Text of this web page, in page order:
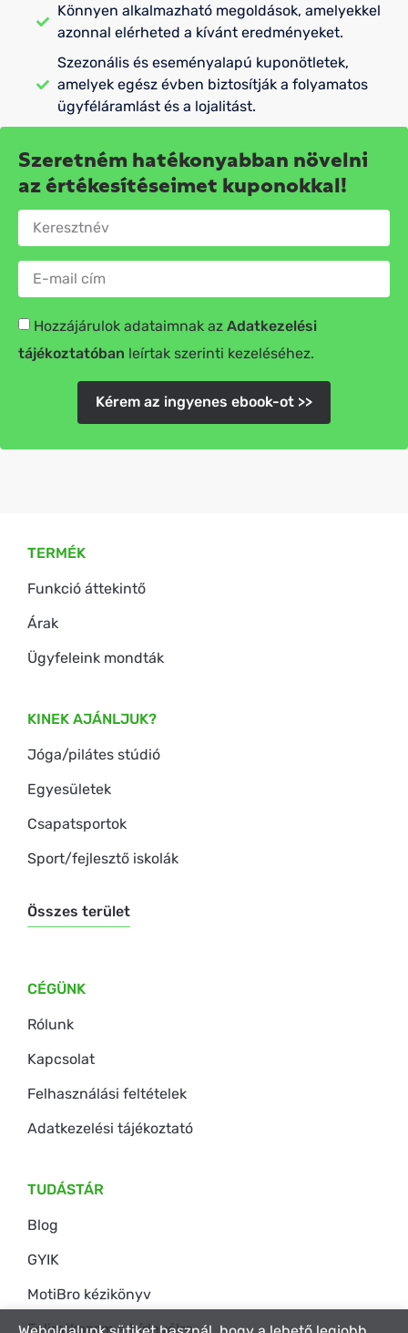
Könnyen alkalmazható megoldások, amelyekkel
azonnal elérheted a kívánt eredményeket.
Szezonális és eseményalapú kuponötletek,
amelyek egész évben biztosítják a folyamatos
ügyféláramlást és a lojalitást.
Szeretném hatékonyabban növelni
az értékesítéseimet kuponokkal!
Hozzájárulok adataimnak az Adatkezelési
tájékoztatóban leírtak szerinti kezeléséhez.
Kérem az ingyenes ebook-ot >>
TERMÉK
Funkció áttekintő
Árak
Ügyfeleink mondták
KINEK AJÁNLJUK?
Jóga/pilátes stúdió
Egyesületek
Csapatsportok
Sport/fejlesztő iskolák
Összes terület
CÉGÜNK
Rólunk
Kapcsolat
Felhasználási feltételek
Adatkezelési tájékoztató
TUDÁSTÁR
Blog
GYIK
MotiBro kézikönyv
Feliratkozom a hírlevélre